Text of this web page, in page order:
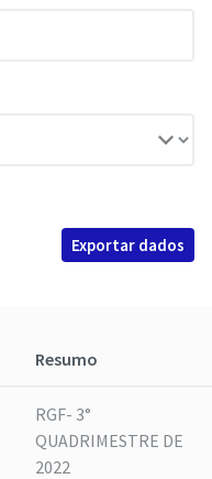
Exportar dados
Resumo
RGF- 3°
QUADRIMESTRE DE
2022